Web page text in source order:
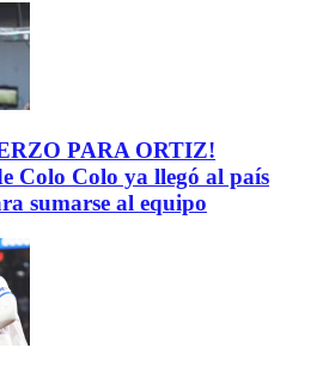
PARA ORTIZ!
Colo Colo ya llegó al país
sumarse al equipo